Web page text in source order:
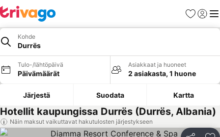
Suosikit
Kohde
Durrës
Tulo-/lähtöpäivä
Päivämäärät
Asiakkaat ja huoneet
2 asiakasta, 1 huone
Järjestä Suodata Kartta
Hotellit kaupungissa Durrës (Durrës, Albania)
Näin maksut vaikuttavat hakutulosten järjestykseen